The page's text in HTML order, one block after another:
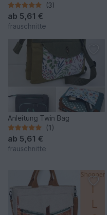
(3)
ab 5,61 €
frauschnitte
Anleitung Twin Bag
(1)
ab 5,61 €
frauschnitte